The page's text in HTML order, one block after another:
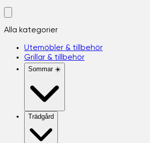
Alla kategorier
Utemöbler & tillbehör
Grillar & tillbehör
Sommar ☀️
Trädgård